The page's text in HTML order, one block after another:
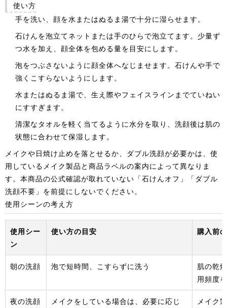
使い方
手を洗い、顔を水またはぬるま湯で十分に湿らせます。
石けんを泡立てネットまたは手のひらで泡立てます。少量ず
つ水を加え、顔全体を包める量を目安にします。
泡をつぶさないように顔全体へなじませます。石けんや手で
強くこすらないようにします。
水またはぬるま湯で、生え際やフェイスラインまでていねい
にすすぎます。
清潔なタオルを軽く当てるように水分を取り、洗顔後は肌の
状態に合わせて保湿します。
メイクや日焼け止めを落とせるか、ダブル洗顔が必要かは、使
用しているメイク製品と商品ラベルの案内によって異なりま
す。本商品の公式確認が取れていない「石けんオフ」「ダブル
洗顔不要」を前提にしないでください。
使用シーンの考え方
使用シー
ン
使い方の目安 購入前
朝の洗顔 泡で短時間、こすらずに洗う
肌の乾
用頻度
夜の洗顔 メイクをしている場合は、必要に応じ メイク